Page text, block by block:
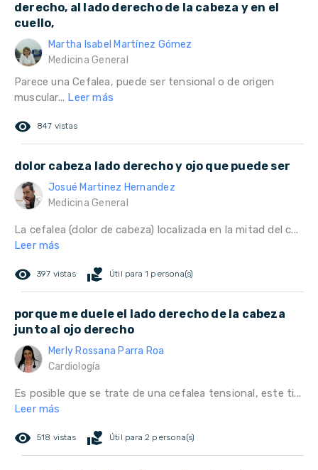
derecho, al lado derecho de la cabeza y en el
cuello,
Martha Isabel Martínez Gómez
Medicina General
Parece una Cefalea, puede ser tensional o de origen
muscular... Leer más
remove_red_eye 847 vistas
dolor cabeza lado derecho y ojo que puede ser
Josué Martinez Hernandez
Medicina General
La cefalea (dolor de cabeza) localizada en la mitad del c...
Leer más
remove_red_eye 397 vistas volunteer_activism Útil para 1 persona(s)
porque me duele el lado derecho de la cabeza
junto al ojo derecho
Merly Rossana Parra Roa
Cardiología
Es posible que se trate de una cefalea tensional, este ti...
Leer más
remove_red_eye 518 vistas volunteer_activism Útil para 2 persona(s)